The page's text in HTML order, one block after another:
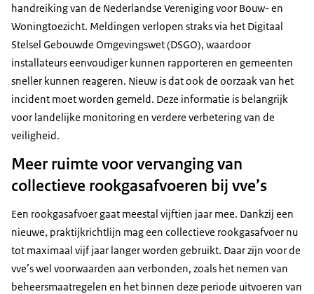
handreiking van de Nederlandse Vereniging voor Bouw- en
Woningtoezicht. Meldingen verlopen straks via het Digitaal
Stelsel Gebouwde Omgevingswet (DSGO), waardoor
installateurs eenvoudiger kunnen rapporteren en gemeenten
sneller kunnen reageren. Nieuw is dat ook de oorzaak van het
incident moet worden gemeld. Deze informatie is belangrijk
voor landelijke monitoring en verdere verbetering van de
veiligheid.
Meer ruimte voor vervanging van
collectieve rookgasafvoeren bij vve’s
Een rookgasafvoer gaat meestal vijftien jaar mee. Dankzij een
nieuwe, praktijkrichtlijn mag een collectieve rookgasafvoer nu
tot maximaal vijf jaar langer worden gebruikt. Daar zijn voor de
vve’s wel voorwaarden aan verbonden, zoals het nemen van
beheersmaatregelen en het binnen deze periode uitvoeren van